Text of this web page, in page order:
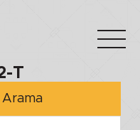
e-katalog
T
Numara ile Arama